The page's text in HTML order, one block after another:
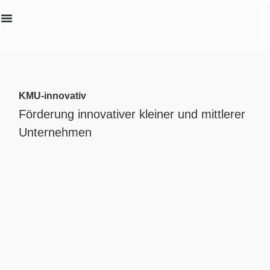
KMU-innovativ
Förderung innovativer kleiner und mittlerer
Unternehmen